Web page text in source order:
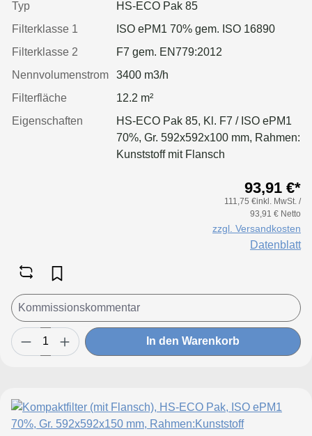
Typ
HS-ECO Pak 85
Filterklasse 1
ISO ePM1 70% gem. ISO 16890
Filterklasse 2
F7 gem. EN779:2012
Nennvolumenstrom
3400 m3/h
Filterfläche
12.2 m²
Eigenschaften
HS-ECO Pak 85, Kl. F7 / ISO ePM1
70%, Gr. 592x592x100 mm, Rahmen:
Kunststoff mit Flansch
93,91 €*
111,75 €inkl. MwSt. /
93,91 € Netto
zzgl. Versandkosten
Datenblatt
In den Warenkorb